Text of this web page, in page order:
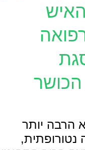
הכושר
הרבה יותר
נטורופתית,